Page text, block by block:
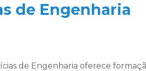
de Engenharia
de Engenharia oferece